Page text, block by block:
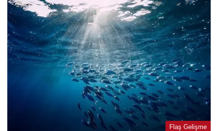
Flaş Gelişme